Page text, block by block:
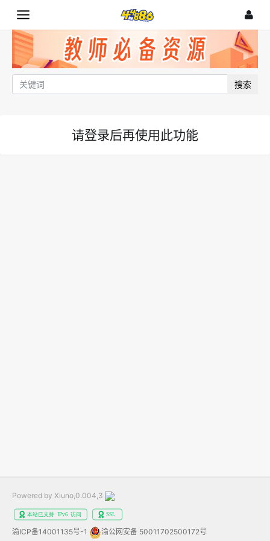
搜索
请登录后再使用此功能
Powered by Xiuno,0.004,3
渝ICP备14001135号-1 渝公网安备 50011702500172号